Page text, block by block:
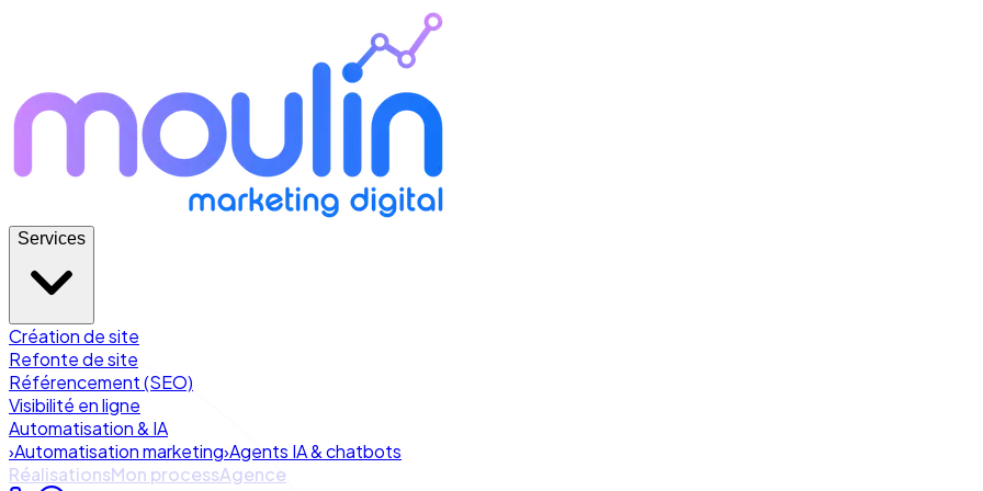
Services
Création de site
Refonte de site
Référencement (SEO)
Visibilité en ligne
Automatisation & IA
›Automatisation marketing›Agents IA & chatbots
RéalisationsMon processAgence